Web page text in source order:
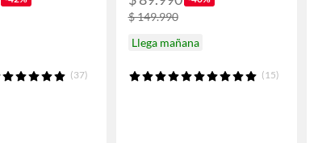
(37)
$ 149.990
Llega mañana
(15)